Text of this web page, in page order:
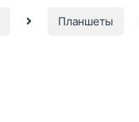
Планшеты